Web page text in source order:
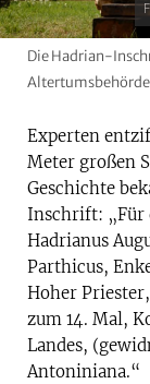
Die Hadrian-
Altertumsbehörde
Experten
Meter großen
Geschichte
Inschrift: „Für
Hadrianus
Parthicus,
Hoher
zum 14. Mal,
Landes,
Antoniniana.“